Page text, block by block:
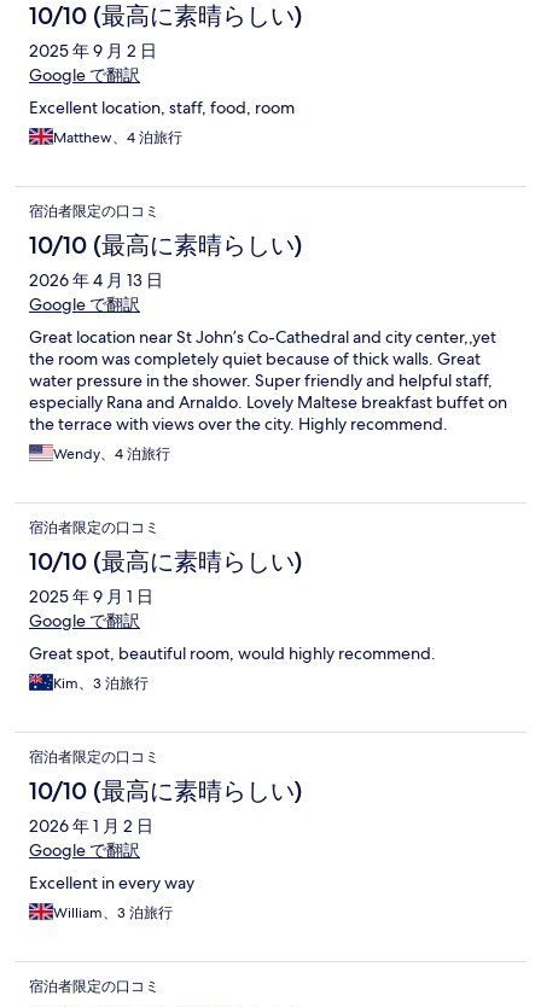
10/10 (最高に素晴らしい)
2025 年 9 月 2 日
Google で翻訳
Excellent location, staff, food, room
Matthew、4 泊旅行
宿泊者限定の口コミ
10/10 (最高に素晴らしい)
2026 年 4 月 13 日
Google で翻訳
Great location near St John’s Co-Cathedral and city center,,yet
the room was completely quiet because of thick walls. Great
water pressure in the shower. Super friendly and helpful staff,
especially Rana and Arnaldo. Lovely Maltese breakfast buffet on
the terrace with views over the city. Highly recommend.
Wendy、4 泊旅行
宿泊者限定の口コミ
10/10 (最高に素晴らしい)
2025 年 9 月 1 日
Google で翻訳
Great spot, beautiful room, would highly recommend.
Kim、3 泊旅行
宿泊者限定の口コミ
10/10 (最高に素晴らしい)
2026 年 1 月 2 日
Google で翻訳
Excellent in every way
William、3 泊旅行
宿泊者限定の口コミ